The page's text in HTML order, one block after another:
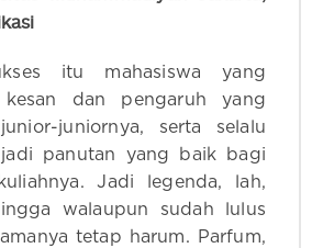
itu mahasiswa yang
kesan dan pengaruh yang
juniornya, serta selalu
panutan yang baik bagi
Jadi legenda, lah,
walaupun sudah lulus
tetap harum. Parfum,